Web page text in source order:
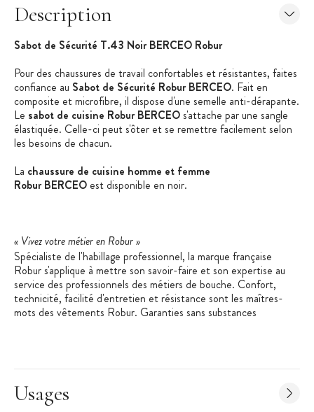
Description
Sabot de Sécurité T.43 Noir BERCEO Robur
Pour des chaussures de travail confortables et résistantes, faites
confiance au Sabot de Sécurité Robur BERCEO. Fait en
composite et microfibre, il dispose d'une semelle anti-dérapante.
Le sabot de cuisine Robur BERCEOs'attache par une sangle
élastiquée. Celle-ci peut s'ôter et se remettre facilement selon
les besoins de chacun.
La chaussure de cuisine homme et femme
Robur BERCEO est disponible en noir.
« Vivez votre métier en Robur »
Spécialiste de l'habillage professionnel, la marque française
Robur s'applique à mettre son savoir-faire et son expertise au
service des professionnels des métiers de bouche. Confort,
technicité, facilité d'entretien et résistance sont les maîtres-
mots des vêtements Robur. Garanties sans substances
Usages